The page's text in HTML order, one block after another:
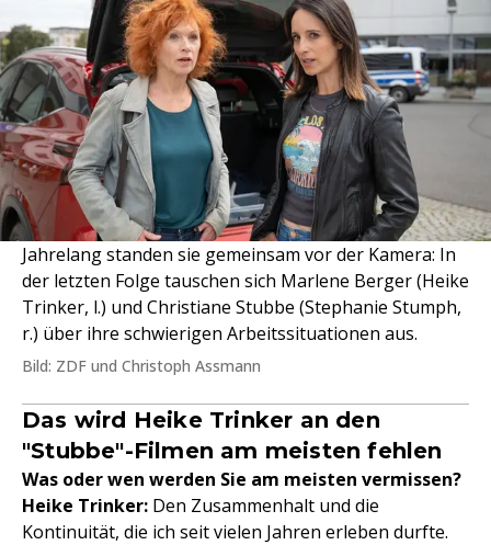
Jahrelang standen sie gemeinsam vor der Kamera: In
der letzten Folge tauschen sich Marlene Berger (Heike
Trinker, l.) und Christiane Stubbe (Stephanie Stumph,
r.) über ihre schwierigen Arbeitssituationen aus.
Bild: ZDF und Christoph Assmann
Das wird Heike Trinker an den
"Stubbe"-Filmen am meisten fehlen
Was oder wen werden Sie am meisten vermissen?
Heike Trinker: Den Zusammenhalt und die
Kontinuität, die ich seit vielen Jahren erleben durfte.